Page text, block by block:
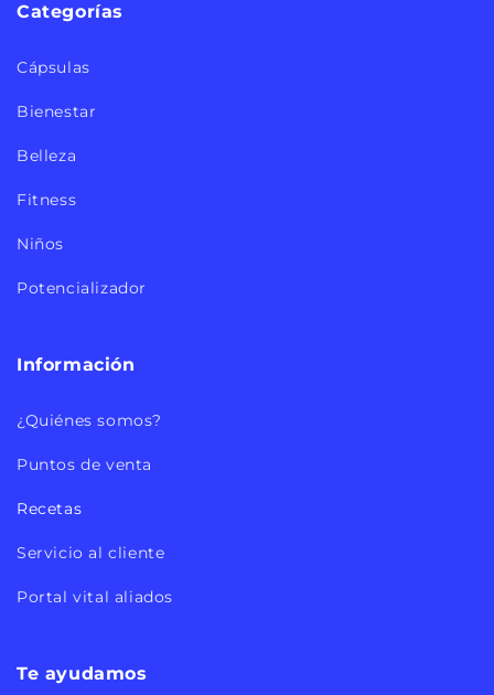
Categorías
Cápsulas
Bienestar
Belleza
Fitness
Niños
Potencializador
Información
¿Quiénes somos?
Puntos de venta
Recetas
Servicio al cliente
Portal vital aliados
Te ayudamos